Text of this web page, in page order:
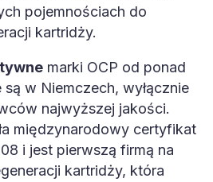
pojemnościach do
kartridży.
marki OCP od ponad
w Niemczech, wyłącznie
najwyższej jakości.
międzynarodowy certyfikat
i jest pierwszą firmą na
kartridży, która